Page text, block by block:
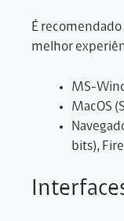
É
melhor
MS-
MacOS
bits),